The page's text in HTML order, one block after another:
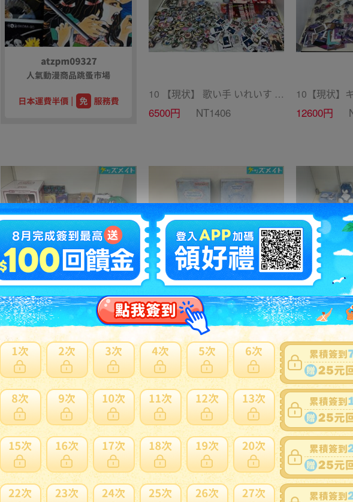
10 【現状】 歌い手 いれいす グッズ まとめ売り ぬいぐるみ バッジ・キーホルダー 紙類 他
6500円 NT1406 12600円
16 【同梱不可/現状】ドラゴンボール ドラクエ グッズ まとめ売り ドラゴンクエストXフィギュア Qposket キーホルダー ロングタオル 他
521円 NT112
T08 D【現状】 プレミアムバンダイ限定 ぴちぴちピッチ Special Memorize e-pitchマイク アクアピッチ ,ラブandベリー マジカルボタン
7450円 NT1612 3320円
※ 超過 48小時 外付款之訂單及日本寄日本之訂單，無法參加免服務費及國際運費優惠。
※ 優惠賣家商品有含材積商品或符合大型商品限制，仍會產生材積費用。
※ 限定自取商品不適用日本當地運費優惠。
興趣/古董收藏 生活用品/家電 廚房用品/鍋具 服飾 運動用品